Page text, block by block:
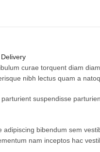
curae torquent diam
nibh lectus quam a
parturient suspendisse
adipiscing bibendum sem
nam inceptos hac